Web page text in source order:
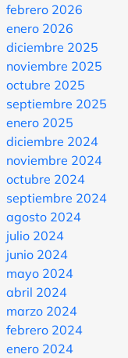
febrero 2026
enero 2026
diciembre 2025
noviembre 2025
octubre 2025
septiembre 2025
enero 2025
diciembre 2024
noviembre 2024
octubre 2024
septiembre 2024
agosto 2024
julio 2024
junio 2024
mayo 2024
abril 2024
marzo 2024
febrero 2024
enero 2024